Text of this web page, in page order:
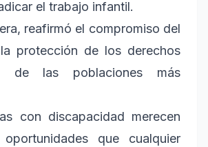
el trabajo infantil.
reafirmó el compromiso del
protección de los derechos
de las poblaciones más
con discapacidad merecen
que cualquier